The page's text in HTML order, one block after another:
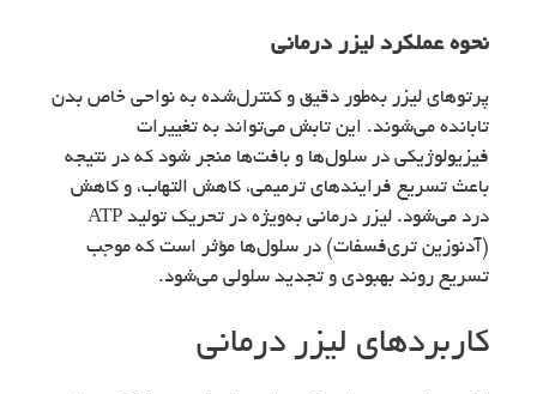
نحوه عملکرد لیزر درمانی
پرتوهای لیزر به‌طور دقیق و کنترل‌شده به نواحی خاص بدن
تابانده می‌شوند. این تابش می‌تواند به تغییرات
فیزیولوژیکی در سلول‌ها و بافت‌ها منجر شود که در نتیجه
باعث تسریع فرایندهای ترمیمی، کاهش التهاب، و کاهش
درد می‌شود. لیزر درمانی به‌ویژه در تحریک تولید ATP
(آدنوزین تری‌فسفات) در سلول‌ها مؤثر است که موجب
تسریع روند بهبودی و تجدید سلولی می‌شود.
کاربردهای لیزر درمانی